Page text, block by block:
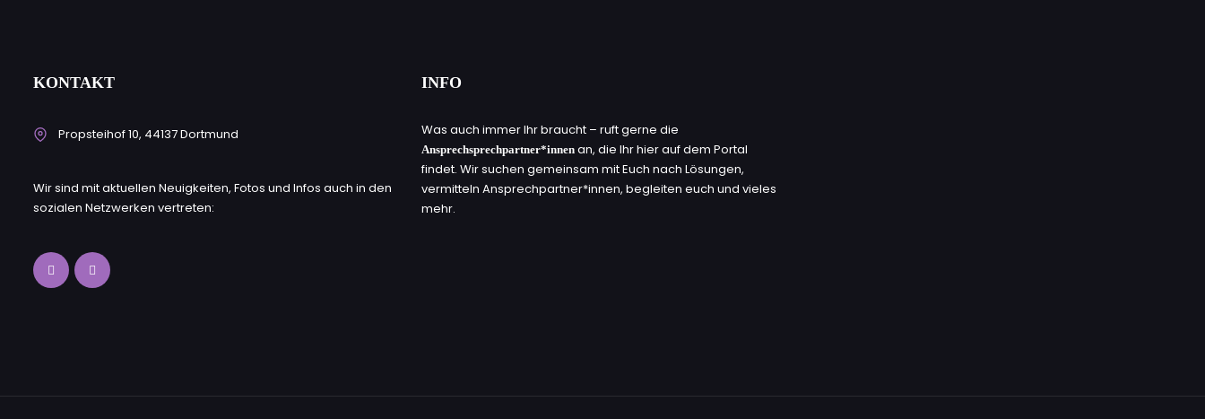
KONTAKT
Propsteihof 10, 44137 Dortmund
Wir sind mit aktuellen Neuigkeiten, Fotos und Infos auch in den
sozialen Netzwerken vertreten:
INFO
Was auch immer Ihr braucht – ruft gerne die
Ansprechsprechpartner*innen an, die Ihr hier auf dem Portal
findet. Wir suchen gemeinsam mit Euch nach Lösungen,
vermitteln Ansprechpartner*innen, begleiten euch und vieles
mehr.